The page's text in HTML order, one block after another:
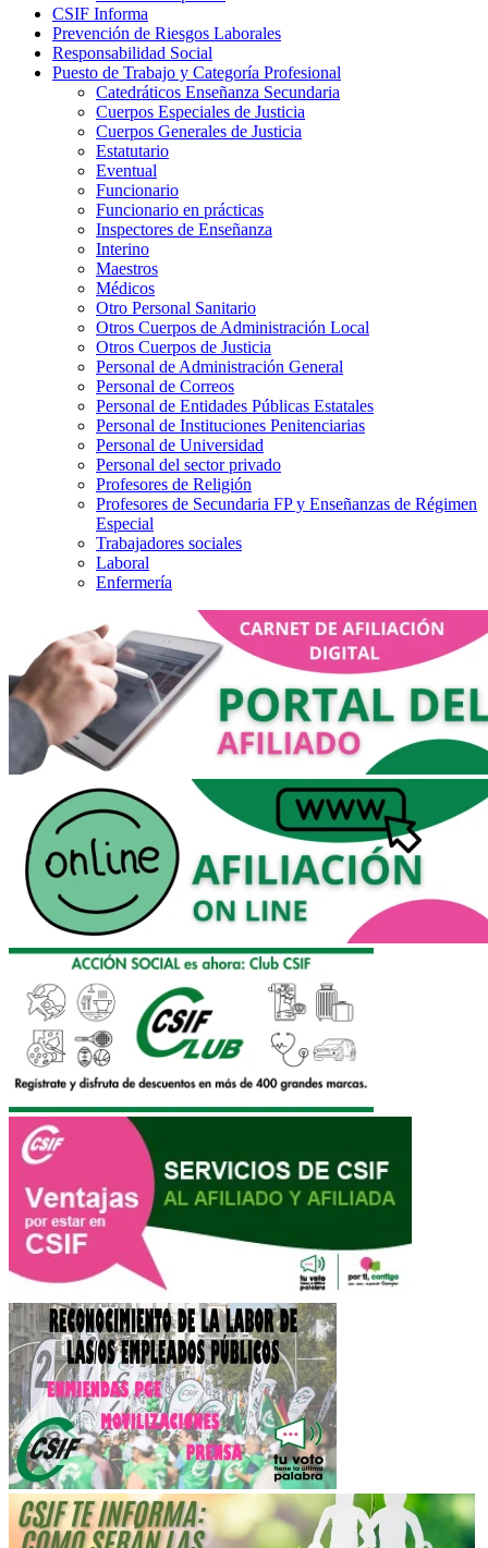
CSIF Informa
Prevención de Riesgos Laborales
Responsabilidad Social
Puesto de Trabajo y Categoría Profesional
Catedráticos Enseñanza Secundaria
Cuerpos Especiales de Justicia
Cuerpos Generales de Justicia
Estatutario
Eventual
Funcionario
Funcionario en prácticas
Inspectores de Enseñanza
Interino
Maestros
Médicos
Otro Personal Sanitario
Otros Cuerpos de Administración Local
Otros Cuerpos de Justicia
Personal de Administración General
Personal de Correos
Personal de Entidades Públicas Estatales
Personal de Instituciones Penitenciarias
Personal de Universidad
Personal del sector privado
Profesores de Religión
Profesores de Secundaria FP y Enseñanzas de Régimen
Especial
Trabajadores sociales
Laboral
Enfermería